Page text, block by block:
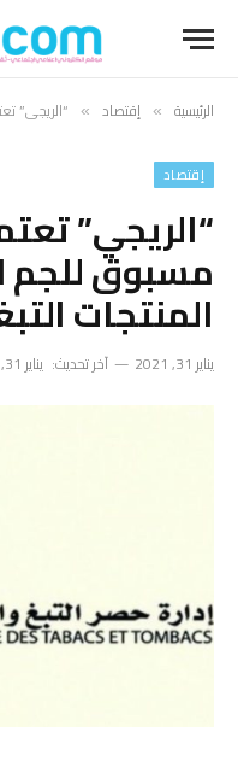
الرئيسية » إقتصاد » “الريجي”
إقتصاد
“الريجي”
مسبوق للجم
المنتجات
يناير 31, 2021 آخر تحديث: يناير 31, 2021